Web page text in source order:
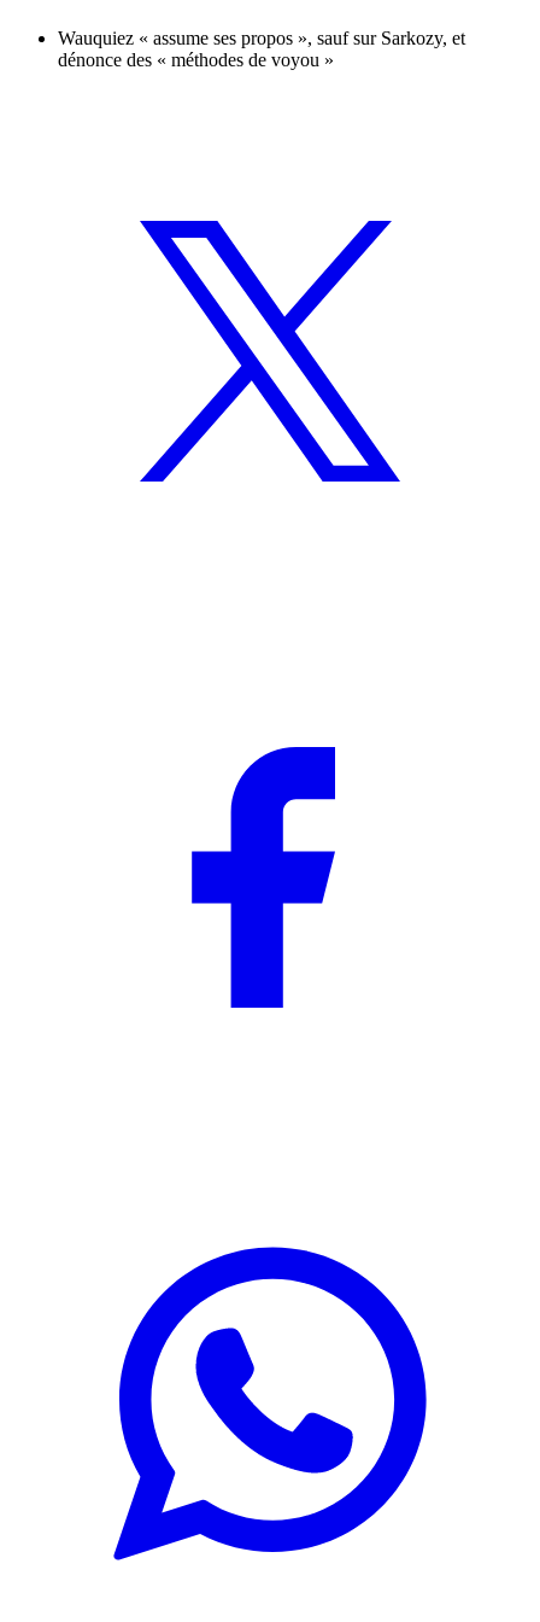
Wauquiez « assume ses propos », sauf sur Sarkozy, et
dénonce des « méthodes de voyou »